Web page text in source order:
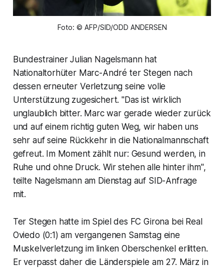
Foto: © AFP/SID/ODD ANDERSEN
Bundestrainer Julian Nagelsmann hat
Nationaltorhüter Marc-André ter Stegen nach
dessen erneuter Verletzung seine volle
Unterstützung zugesichert. "Das ist wirklich
unglaublich bitter. Marc war gerade wieder zurück
und auf einem richtig guten Weg, wir haben uns
sehr auf seine Rückkehr in die Nationalmannschaft
gefreut. Im Moment zählt nur: Gesund werden, in
Ruhe und ohne Druck. Wir stehen alle hinter ihm",
teilte Nagelsmann am Dienstag auf SID-Anfrage
mit.
Ter Stegen hatte im Spiel des FC Girona bei Real
Oviedo (0:1) am vergangenen Samstag eine
Muskelverletzung im linken Oberschenkel erlitten.
Er verpasst daher die Länderspiele am 27. März in